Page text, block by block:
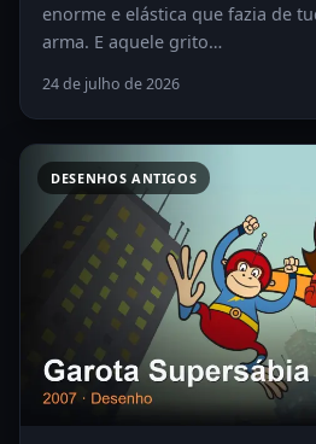
enorme e elástica que fazia de
arma. E aquele grito…
24 de julho de 2026
DESENHOS ANTIGOS